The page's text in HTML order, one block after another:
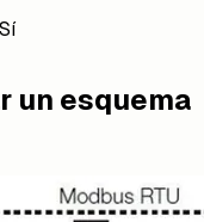
Sí
un esquema